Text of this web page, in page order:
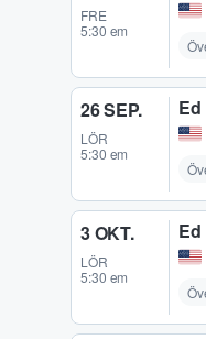
FRE
5:30 em
26 SEP.
LÖR
5:30 em
3 OKT.
LÖR
5:30 em